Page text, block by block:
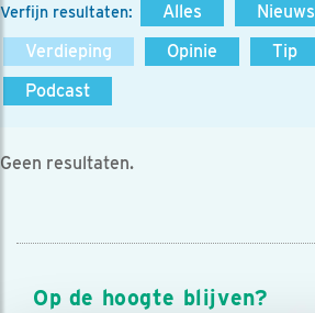
Verfijn resultaten: Alles Nieuws
Verdieping
Opinie Tip
Podcast
Geen resultaten.
Op de hoogte blijven?